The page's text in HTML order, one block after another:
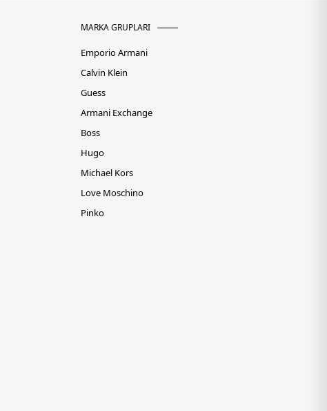
MARKA GRUPLARI
Emporio Armani
Calvin Klein
Guess
Armani Exchange
Boss
Hugo
Michael Kors
Love Moschino
Pinko